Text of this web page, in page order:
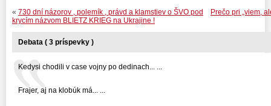
Prečo pri „viem,
« 730 dní názorov , polemík , právd a klamstiev o ŠVO pod
krycím názvom BLIETZ KRIEG na Ukrajine !
Debata ( 3 príspevky )
Kedysi chodili v case vojny po dedinach... ...
Frajer, aj na klobúk má... ...